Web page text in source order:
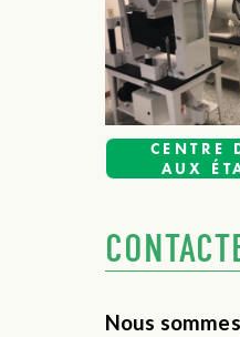
CENTRE
AUX
Nous